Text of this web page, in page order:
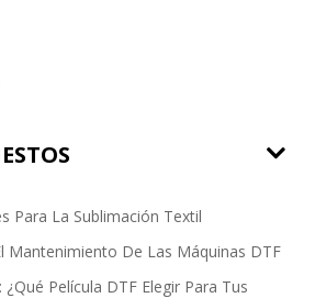
Para La Sublimación Textil
Mantenimiento De Las Máquinas DTF
Película DTF Elegir Para Tus